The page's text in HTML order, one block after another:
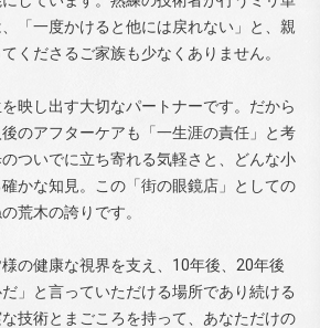
「一度かけると他には戻れない」と、親
くださるご家族も少なくありません。
映し出す大切なパートナーです。だから
のアフターケアも「一生涯の責任」と考
ついでに立ち寄れる気軽さと、どんな小
かな知見。この「街の眼鏡店」としての
荒木の誇りです。
の健康な視界を支え、10年後、20年後
」と言っていただける場所であり続ける
技術とまごころを持って、あなただけの